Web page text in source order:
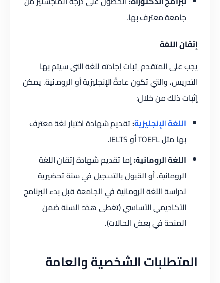
جامعة معترف بها.
إتقان اللغة
يجب على المتقدم إثبات إجادته للغة التي سيتم بها
التدريس، والتي تكون عادةً الإنجليزية أو الرومانية. يمكن
إثبات ذلك من خلال:
اللغة الإنجليزية:تقديم شهادة اختبار لغة معترف
بها مثل TOEFL أو IELTS.
اللغة الرومانية:إما تقديم شهادة إتقان اللغة
الرومانية، أو القبول بالتسجيل في سنة تحضيرية
لدراسة اللغة الرومانية في الجامعة قبل بدء البرنامج
الأكاديمي الأساسي (تغطى هذه السنة ضمن
المنحة في بعض الحالات).
المتطلبات الشخصية والعامة